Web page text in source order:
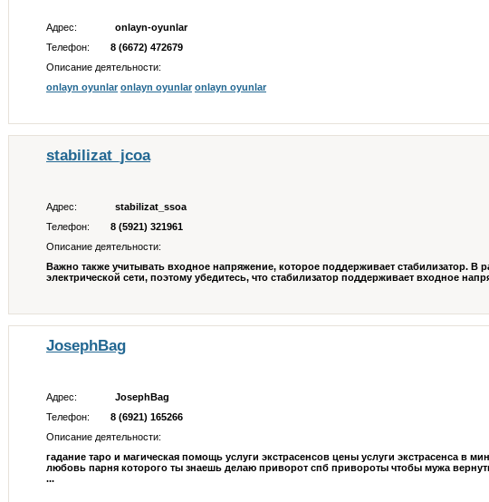
Адрес:
onlayn-oyunlar
Телефон:
8 (6672) 472679
Описание деятельности:
onlayn oyunlar onlayn oyunlar onlayn oyunlar
stabilizat_jcoa
Адрес:
stabilizat_ssoa
Телефон:
8 (5921) 321961
Описание деятельности:
Важно также учитывать входное напряжение, которое поддерживает стабилизатор. В
электрической сети, поэтому убедитесь, что стабилизатор поддерживает входное
JosephBag
Адрес:
JosephBag
Телефон:
8 (6921) 165266
Описание деятельности:
гадание таро и магическая помощь услуги экстрасенсов цены услуги экстрасенса в
любовь парня которого ты знаешь делаю приворот спб привороты чтобы мужа
...